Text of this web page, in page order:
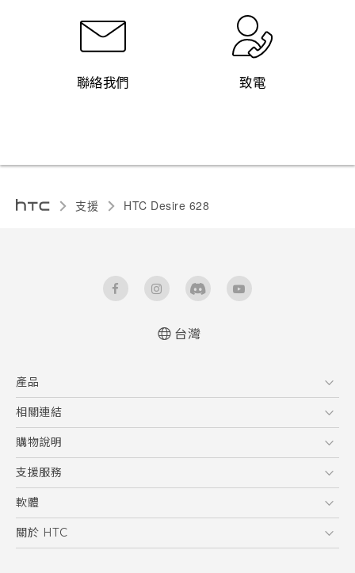
聯絡我們 致電
支援 HTC Desire 628‎
台灣
產品
5G
智慧型手機
配件
相關連結
HTC Research
購物說明
購物須知
訂單管理
付款方式
支援服務
到府收送維修服務
服務中心資訊
客戶服務佈告欄
軟體
應用程式
關於 HTC